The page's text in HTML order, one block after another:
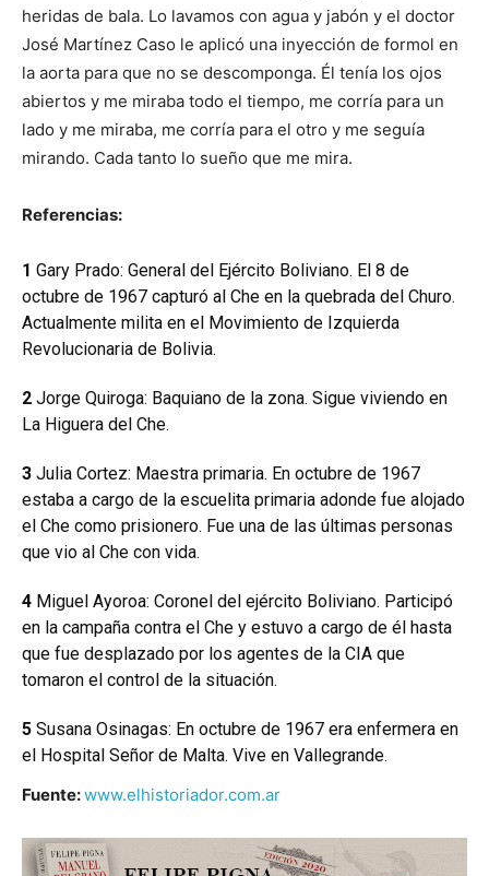
heridas de bala. Lo lavamos con agua y jabón y el doctor
José Martínez Caso le aplicó una inyección de formol en
la aorta para que no se descomponga. Él tenía los ojos
abiertos y me miraba todo el tiempo, me corría para un
lado y me miraba, me corría para el otro y me seguía
mirando. Cada tanto lo sueño que me mira.
Referencias:
1 Gary Prado: General del Ejército Boliviano. El 8 de
octubre de 1967 capturó al Che en la quebrada del Churo.
Actualmente milita en el Movimiento de Izquierda
Revolucionaria de Bolivia.
2 Jorge Quiroga: Baquiano de la zona. Sigue viviendo en
La Higuera del Che.
3 Julia Cortez: Maestra primaria. En octubre de 1967
estaba a cargo de la escuelita primaria adonde fue alojado
el Che como prisionero. Fue una de las últimas personas
que vio al Che con vida.
4 Miguel Ayoroa: Coronel del ejército Boliviano. Participó
en la campaña contra el Che y estuvo a cargo de él hasta
que fue desplazado por los agentes de la CIA que
tomaron el control de la situación.
5 Susana Osinagas: En octubre de 1967 era enfermera en
el Hospital Señor de Malta. Vive en Vallegrande.
Fuente:www.elhistoriador.com.ar